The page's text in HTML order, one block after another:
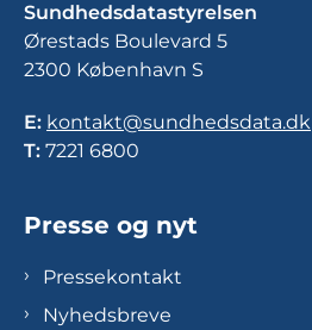
Sundhedsdatastyrelsen
Ørestads Boulevard 5
2300 København S
E: kontakt@sundhedsdata.dk
T: 7221 6800
Presse og nyt
Pressekontakt
Nyhedsbreve